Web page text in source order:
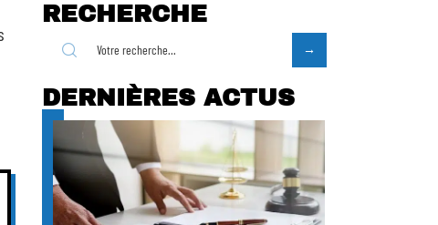
RECHERCHE
DERNIÈRES ACTUS